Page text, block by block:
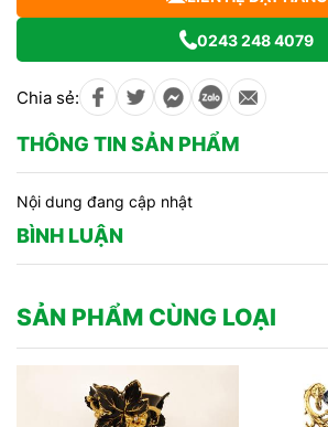
0243 248 4079
Chia sẻ:
THÔNG TIN SẢN PHẨM
Nội dung đang cập nhật
BÌNH LUẬN
SẢN PHẨM CÙNG LOẠI